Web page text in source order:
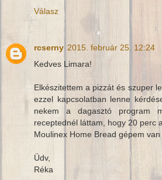
Válasz
rcserny 2015. február 25. 12:24
Kedves Limara!
Elkészitettem a pizzát és szuper
ezzel kapcsolatban lenne
nekem a dagasztó program
receptednél láttam, hogy 20 perc
Moulinex Home Bread gépem van
Üdv,
Réka